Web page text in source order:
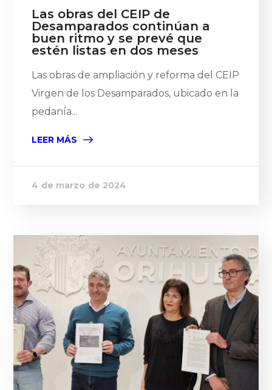
Las obras del CEIP de
Desamparados continúan a
buen ritmo y se prevé que
estén listas en dos meses
Las obras de ampliación y reforma del CEIP
Virgen de los Desamparados, ubicado en la
pedanía...
LEER MÁS
4 de marzo de 2024